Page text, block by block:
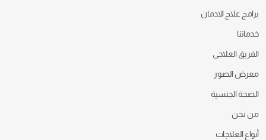
برامج علاج الادمان
خدماتنا
الفريق العلاجى
معرض الصور
الصحة الجنسية
من نحن
أنواع العلاجات